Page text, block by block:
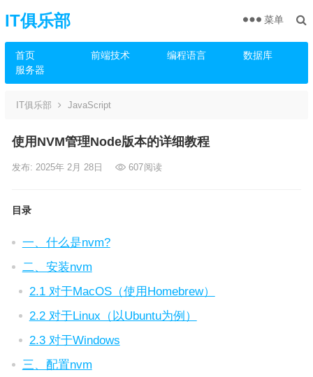
IT俱乐部
首页 前端技术 编程语言
数据库
服务器
菜单
IT俱乐部 JavaScript
使用NVM管理Node版本的详细教程
发布: 2025年 2月 28日 607阅读
目录
一、什么是nvm?
二、安装nvm
2.1 对于MacOS（使用Homebrew）
2.2 对于Linux（以Ubuntu为例）
2.3 对于Windows
三、配置nvm